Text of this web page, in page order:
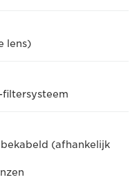
lens)
filtersysteem
(afhankelijk